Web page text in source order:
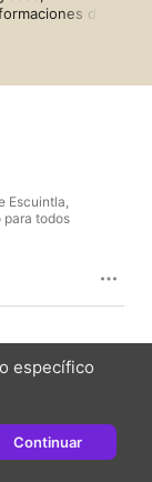
de
Catedral  de
Escuintla,
todos
con
de
específico
Continuar